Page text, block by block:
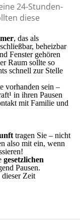
24-Stunden-
diese
, das als
beheizbar
Fenster gehören
Raum sollte so
schnell zur Stelle
vorhanden sein –
in ihren Pausen
mit Familie und
tragen Sie – nicht
also mit ein, wenn
gesetzlichen
Pausen.
Zeit